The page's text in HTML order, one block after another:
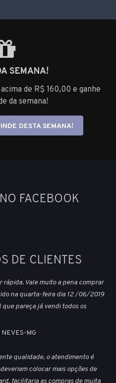
SEMANA!
de R$ 160,00 e ganhe
da semana!
DESTA SEMANA!
FACEBOOK
DE CLIENTES
Vale muito a pena comprar
na quarta-feira dia 12 /06/2019
pareça já vendi todos os
MG
qualidade, o atendimento é
colocar mais opções de